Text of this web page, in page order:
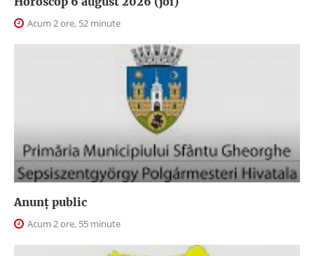
Acum 2 ore, 52 minute
Anunţ public
Acum 2 ore, 55 minute